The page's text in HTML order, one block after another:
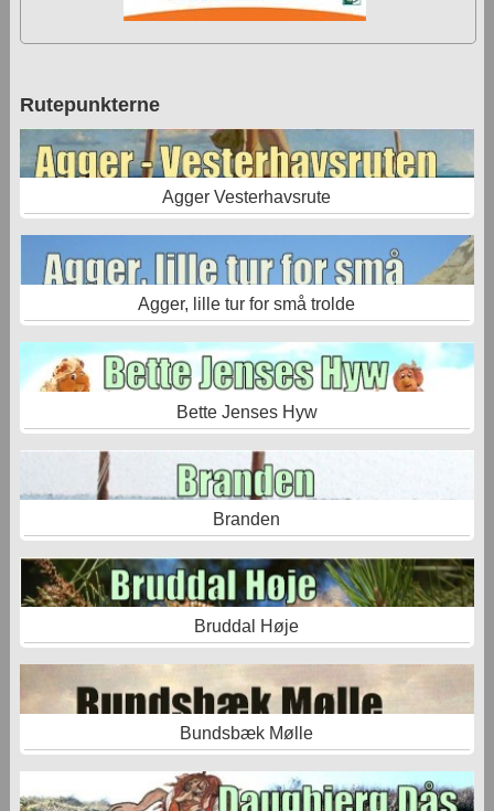
Rutepunkterne
Agger Vesterhavsrute
Agger, lille tur for små trolde
Bette Jenses Hyw
Branden
Bruddal Høje
Bundsbæk Mølle